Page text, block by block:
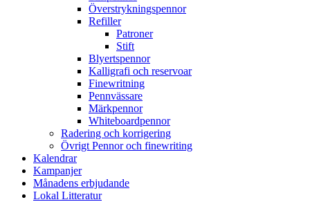
Överstrykningspennor
Refiller
Patroner
Stift
Blyertspennor
Kalligrafi och reservoar
Finewritning
Pennvässare
Märkpennor
Whiteboardpennor
Radering och korrigering
Övrigt Pennor och finewriting
Kalendrar
Kampanjer
Månadens erbjudande
Lokal Litteratur